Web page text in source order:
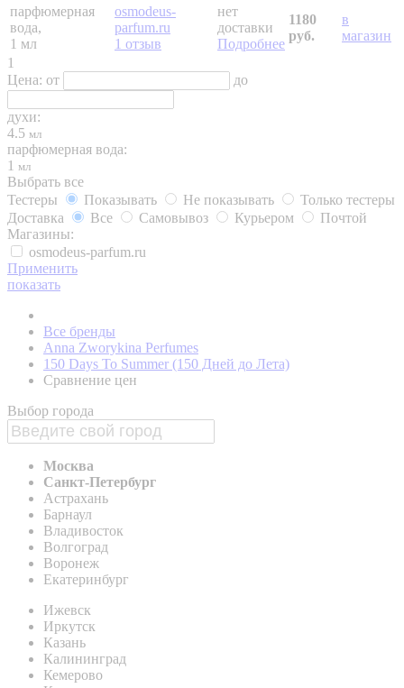
парфюмерная
вода,
1 мл
osmodeus-
parfum.ru
1 отзыв
нет
доставки
Подробнее
1180
руб.
в
магазин
1
Цена: от до
духи:
4.5 мл
парфюмерная вода:
1 мл
Выбрать все
Тестеры
Показывать Не показывать
Только тестеры
Доставка
Все Самовывоз Курьером
Почтой
Магазины:
osmodeus-parfum.ru
Применить
показать
Все бренды
Anna Zworykina Perfumes
150 Days To Summer (150 Дней до Лета)
Сравнение цен
Выбор города
Москва
Санкт-Петербург
Астрахань
Барнаул
Владивосток
Волгоград
Воронеж
Екатеринбург
Ижевск
Иркутск
Казань
Калининград
Кемерово